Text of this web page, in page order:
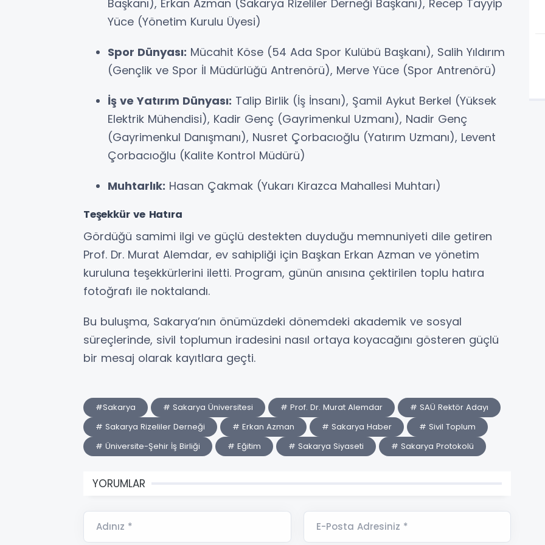
Başkanı), Erkan Azman (Sakarya Rizeliler Derneği Başkanı), Recep Tayyip
Yüce (Yönetim Kurulu Üyesi)
Spor Dünyası: Mücahit Köse (54 Ada Spor Kulübü Başkanı), Salih Yıldırım
(Gençlik ve Spor İl Müdürlüğü Antrenörü), Merve Yüce (Spor Antrenörü)
İş ve Yatırım Dünyası: Talip Birlik (İş İnsanı), Şamil Aykut Berkel (Yüksek
Elektrik Mühendisi), Kadir Genç (Gayrimenkul Uzmanı), Nadir Genç
(Gayrimenkul Danışmanı), Nusret Çorbacıoğlu (Yatırım Uzmanı), Levent
Çorbacıoğlu (Kalite Kontrol Müdürü)
Muhtarlık: Hasan Çakmak (Yukarı Kirazca Mahallesi Muhtarı)
Teşekkür ve Hatıra
Gördüğü samimi ilgi ve güçlü destekten duyduğu memnuniyeti dile getiren
Prof. Dr. Murat Alemdar, ev sahipliği için Başkan Erkan Azman ve yönetim
kuruluna teşekkürlerini iletti. Program, günün anısına çektirilen toplu hatıra
fotoğrafı ile noktalandı.
Bu buluşma, Sakarya’nın önümüzdeki dönemdeki akademik ve sosyal
süreçlerinde, sivil toplumun iradesini nasıl ortaya koyacağını gösteren güçlü
bir mesaj olarak kayıtlara geçti.
#Sakarya # Sakarya Üniversitesi # Prof. Dr. Murat Alemdar
# SAÜ Rektör Adayı
# Sakarya Rizeliler Derneği
# Erkan Azman # Sakarya Haber
# Sivil Toplum
# Üniversite-Şehir İş Birliği
# Eğitim # Sakarya Siyaseti # Sakarya Protokolü
YORUMLAR
Adınız * E-Posta Adresiniz *